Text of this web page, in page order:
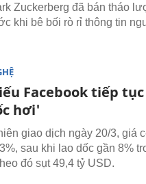
Zuckerberg đã bán tháo
khi bê bối rò rỉ thông tin
Facebook tiếp
hơi'
giao dịch ngày 20/3, giá
sau khi lao dốc gần 8%
đó sụt 49,4 tỷ USD.